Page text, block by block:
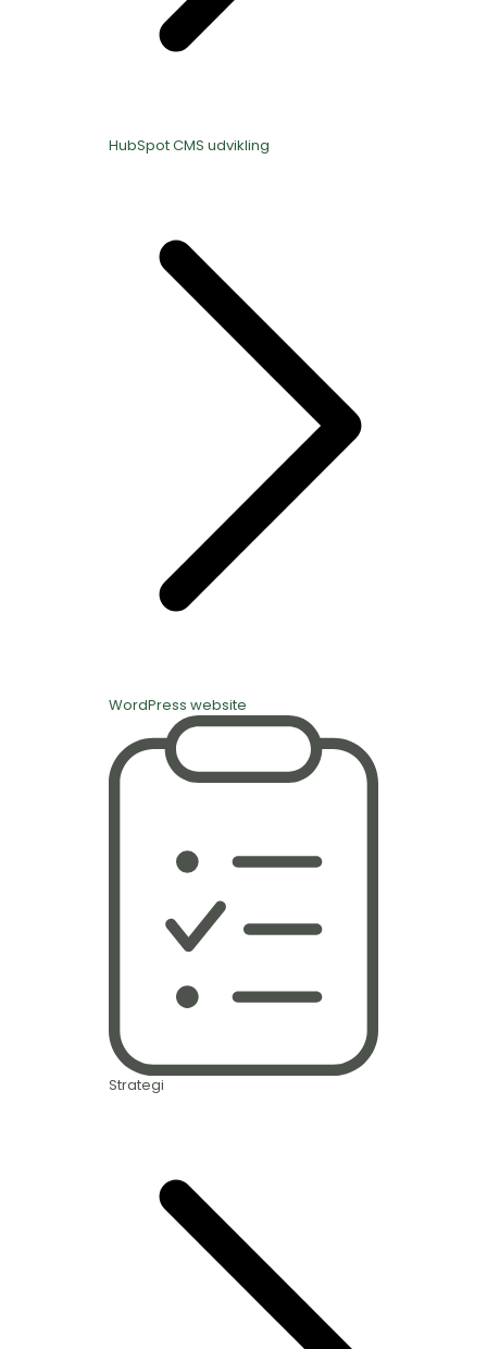
HubSpot CMS udvikling
WordPress website
Strategi